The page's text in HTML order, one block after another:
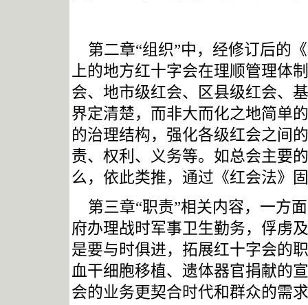
第二章“组织”中，经修订后的
上的地方红十字会在理顺管理体
会、地市级红会、区县级红会、
界定清楚，而非大而化之地简单
的治理结构，强化各级红会之间
责、权利、义务等。如总会主要
么，依此类推，通过《红会法》
第三章“职责”相关内容，一方
府办理战时军事卫生勤务，俘虏
是要与时俱进，拓展红十字会的
血干细胞移植、遗体器官捐献的
会的业务更契合时代和群众的需